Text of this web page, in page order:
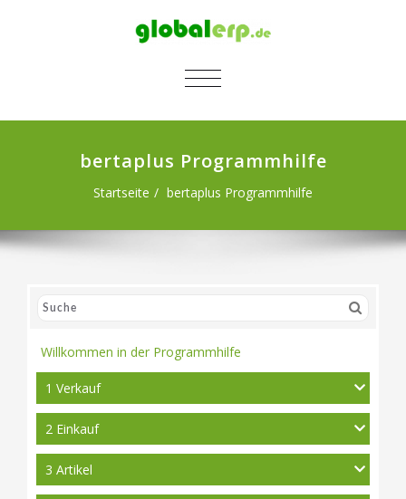
SCHALTE NAVIGATION
bertaplus Programmhilfe
Startseite bertaplus Programmhilfe
Willkommen in der Programmhilfe
1 Verkauf
2 Einkauf
3 Artikel